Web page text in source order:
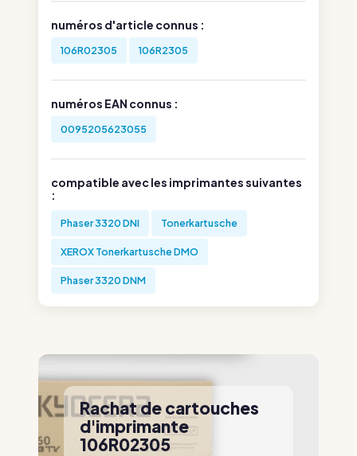
numéros d'article connus :
106R02305 106R2305
numéros EAN connus :
0095205623055
compatible avec les imprimantes suivantes
:
Phaser 3320 DNI Tonerkartusche
XEROX Tonerkartusche DMO
Phaser 3320 DNM
Rachat de cartouches
d'imprimante
106R02305